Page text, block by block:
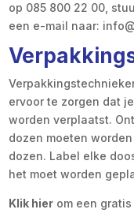
op 085 800 22 00,
een e-mail naar:
ervoor te zorgen dat
worden verplaatst.
dozen moeten
dozen. Label elke
het moet worden
Klik hier om een